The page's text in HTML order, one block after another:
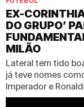
EX-
DO GRUPO’
MILÃO
Lateral tem tido
já teve nomes
Imperador e